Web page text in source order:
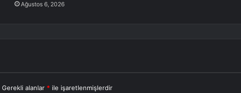
Ağustos 6, 2026
Gerekli alanlar * ile işaretlenmişlerdir